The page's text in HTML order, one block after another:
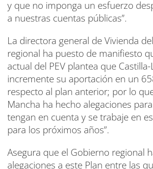
y que no imponga un esfuerzo
a nuestras cuentas públicas”.
La directora general de Vivienda
regional ha puesto de manifiesto
actual del PEV plantea que
incremente su aportación en un
respecto al plan anterior; por lo
Mancha ha hecho alegaciones
tengan en cuenta y se trabaje en
para los próximos años”.
Asegura que el Gobierno regional
alegaciones a este Plan entre las